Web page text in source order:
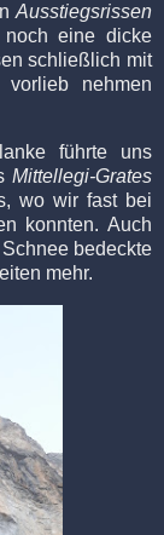
Ausstiegsrissen
eine dicke
schließlich mit
nehmen
führte uns
Mittellegi-Grates
wo wir fast bei
konnten. Auch
bedeckte
mehr.